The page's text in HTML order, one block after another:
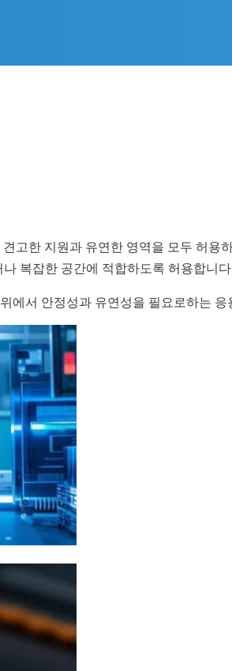
고한 지원과 유연한 영역을 모두 허용
복잡한 공간에 적합하도록 허용합니
에서 안정성과 유연성을 필요로하는